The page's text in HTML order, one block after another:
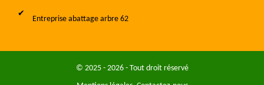
Entreprise abattage arbre 62
© 2025 - 2026 - Tout droit réservé